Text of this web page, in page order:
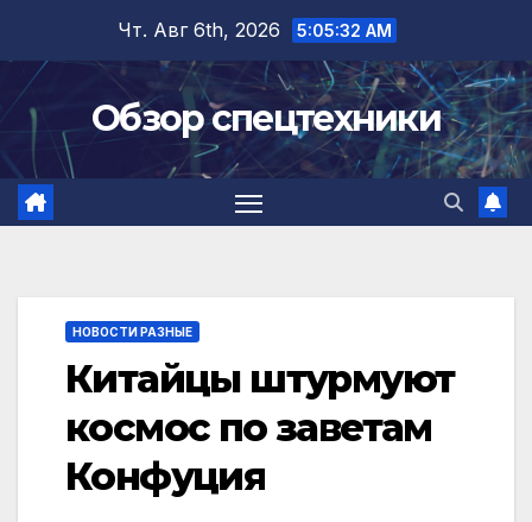
содержимому
Чт. Авг 6th, 2026 5:05:33 AM
Обзор спецтехники
НОВОСТИ РАЗНЫЕ
Китайцы штурмуют
космос по заветам
Конфуция